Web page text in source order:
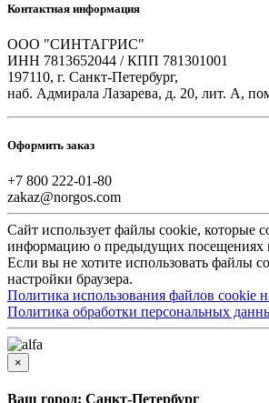
Контактная информация
ООО "СИНТАГРИС"
ИНН 7813652044 / КПП 781301001
197110, г. Санкт-Петербург,
наб. Адмирала Лазарева, д. 20, лит. А,
Оформить заказ
+7 800 222-01-80
zakaz@norgos.com
Сайт использует файлы cookie, которые
информацию о предыдущих посещениях
Если вы не хотите использовать файлы
настройки браузера.
Политика использования файлов cookie
Политика обработки персональных
×
Ваш город: Санкт-Петербург